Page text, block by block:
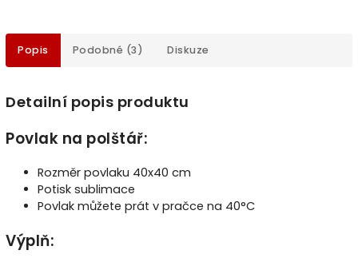
Popis Podobné (3) Diskuze
Detailní popis produktu
Povlak na polštář:
Rozměr povlaku 40x40 cm
Potisk sublimace
Povlak můžete prát v pračce na 40°C
Výplň: